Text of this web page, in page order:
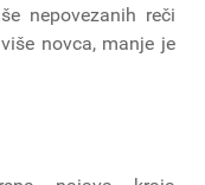
nepovezanih reči
novca, manje je